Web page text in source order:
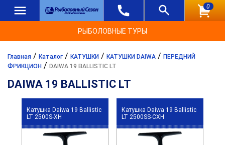
0
РЫБОЛОВНЫЕ ТУРЫ
Главная / Каталог / КАТУШКИ / КАТУШКИ DAIWA / ПЕРЕДНИЙ
ФРИКЦИОН / DAIWA 19 BALLISTIC LT
DAIWA 19 BALLISTIC LT
Катушка Daiwa 19 Ballistic
LT 2500S-XH
Катушка Daiwa 19 Ballistic
LT 2500SS-CXH